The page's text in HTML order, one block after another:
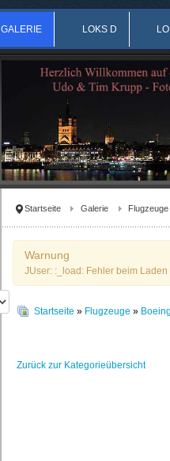
GALERIE LOKS D
Startseite Galerie Flugzeuge
Warnung
JUser: :_load: Fehler beim
Startseite » Flugzeuge »
Zurück zur Kategorieübersicht